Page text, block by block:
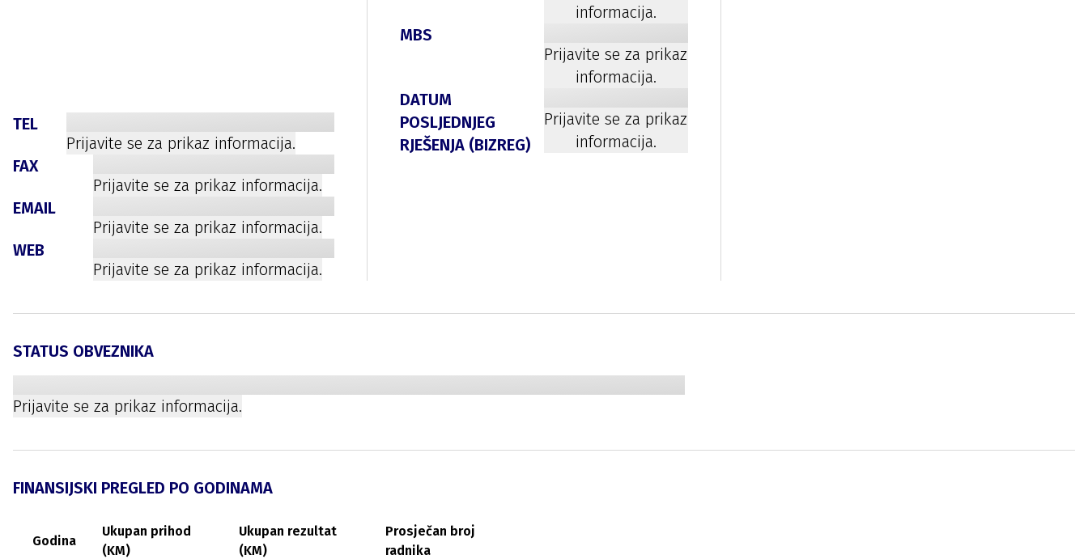
TEL
Prijavite se za prikaz informacija.
FAX
Prijavite se za prikaz informacija.
EMAIL
Prijavite se za prikaz informacija.
WEB
Prijavite se za prikaz informacija.
informacija.
MBS
Prijavite se za prikaz
informacija.
DATUM
POSLJEDNJEG
RJEŠENJA (BIZREG)
Prijavite se za prikaz
informacija.
STATUS OBVEZNIKA
Prijavite se za prikaz informacija.
FINANSIJSKI PREGLED PO GODINAMA
Godina
Ukupan prihod
(KM)
Ukupan rezultat
(KM)
Prosječan broj
radnika